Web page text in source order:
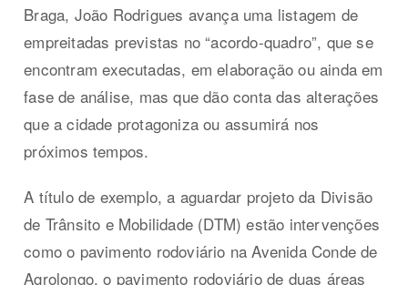
Braga, João Rodrigues avança uma listagem de
empreitadas previstas no “acordo-quadro”, que se
encontram executadas, em elaboração ou ainda em
fase de análise, mas que dão conta das alterações
que a cidade protagoniza ou assumirá nos
próximos tempos.
A título de exemplo, a aguardar projeto da Divisão
de Trânsito e Mobilidade (DTM) estão intervenções
como o pavimento rodoviário na Avenida Conde de
Agrolongo, o pavimento rodoviário de duas áreas